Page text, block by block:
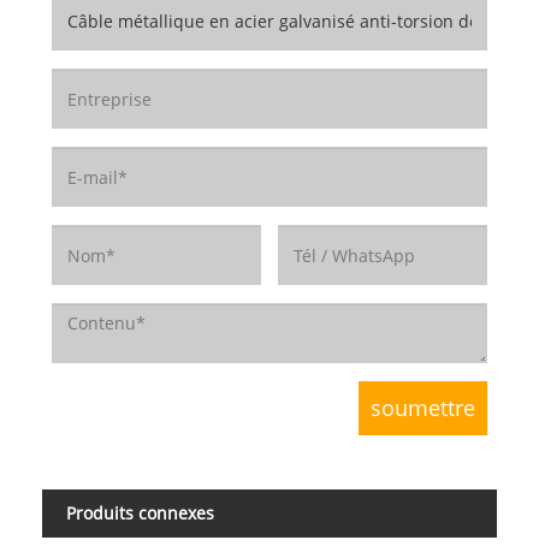
Produits connexes